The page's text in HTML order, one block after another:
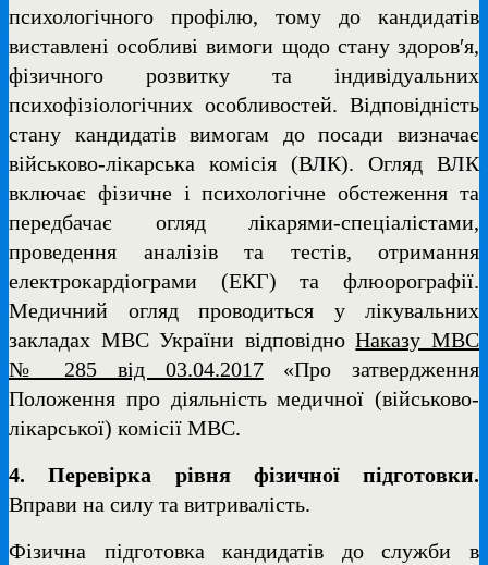
психологічного профілю, тому до кандидатів
виставлені особливі вимоги щодо стану здоров′я,
фізичного розвитку та індивідуальних
психофізіологічних особливостей. Відповідність
стану кандидатів вимогам до посади визначає
військово-лікарська комісія (ВЛК). Огляд ВЛК
включає фізичне і психологічне обстеження та
передбачає огляд лікарями-спеціалістами,
проведення аналізів та тестів, отримання
електрокардіограми (ЕКГ) та флюорографії.
Медичний огляд проводиться у лікувальних
закладах МВС України відповідноНаказу МВС
№ 285 від 03.04.2017«Про затвердження
Положення про діяльність медичної (військово-
лікарської) комісії МВС.
4. Перевірка рівня фізичної підготовки.
Вправи на силу та витривалість.
Фізична підготовка кандидатів до служби в